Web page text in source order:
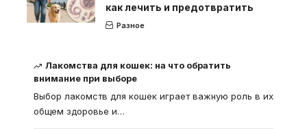
как лечить и предотвратить
Разное
Лакомства для кошек: на что обратить
внимание при выборе
Выбор лакомств для кошек играет важную роль в их
общем здоровье и…